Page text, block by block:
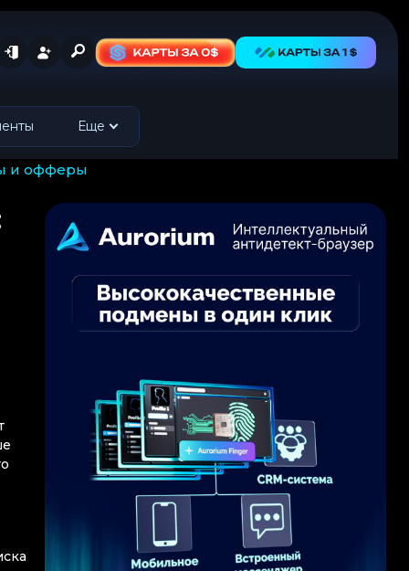
Еще
и офферы